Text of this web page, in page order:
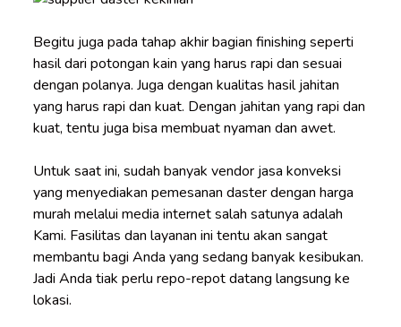
Begitu juga pada tahap akhir bagian finishing seperti
hasil dari potongan kain yang harus rapi dan sesuai
dengan polanya. Juga dengan kualitas hasil jahitan
yang harus rapi dan kuat. Dengan jahitan yang rapi dan
kuat, tentu juga bisa membuat nyaman dan awet.
Untuk saat ini, sudah banyak vendor jasa konveksi
yang menyediakan pemesanan daster dengan harga
murah melalui media internet salah satunya adalah
Kami. Fasilitas dan layanan ini tentu akan sangat
membantu bagi Anda yang sedang banyak kesibukan.
Jadi Anda tiak perlu repo-repot datang langsung ke
lokasi.